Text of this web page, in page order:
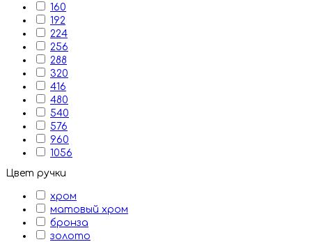
160
192
224
256
288
320
416
480
540
576
960
1056
Цвет ручки
хром
матовый хром
бронза
золото